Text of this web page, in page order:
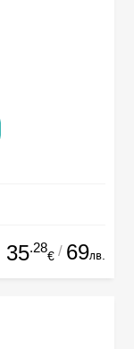
35.28
€ / 69лв.